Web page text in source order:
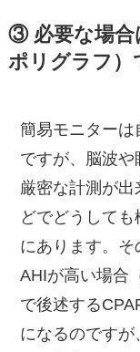
③ 必要な場合
ポリグラフ）
簡易モニターは
ですが、脳波
厳密な計測が
どでどうして
にあります。
AHIが高い場合
で後述する
になるのですが